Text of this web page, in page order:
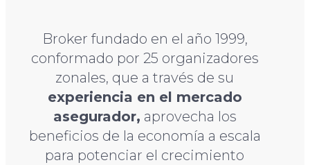
Broker fundado en el año 1999,
conformado por 25 organizadores
zonales, que a través de su
experiencia en el mercado
asegurador, aprovecha los
beneficios de la economía a escala
para potenciar el crecimiento